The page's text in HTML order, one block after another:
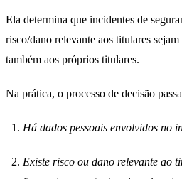
Ela determina que incidentes de
risco/dano relevante aos titulares
também aos próprios titulares.
Na prática, o processo de decisão
Há dados pessoais envolvidos no
Existe risco ou dano relevante ao